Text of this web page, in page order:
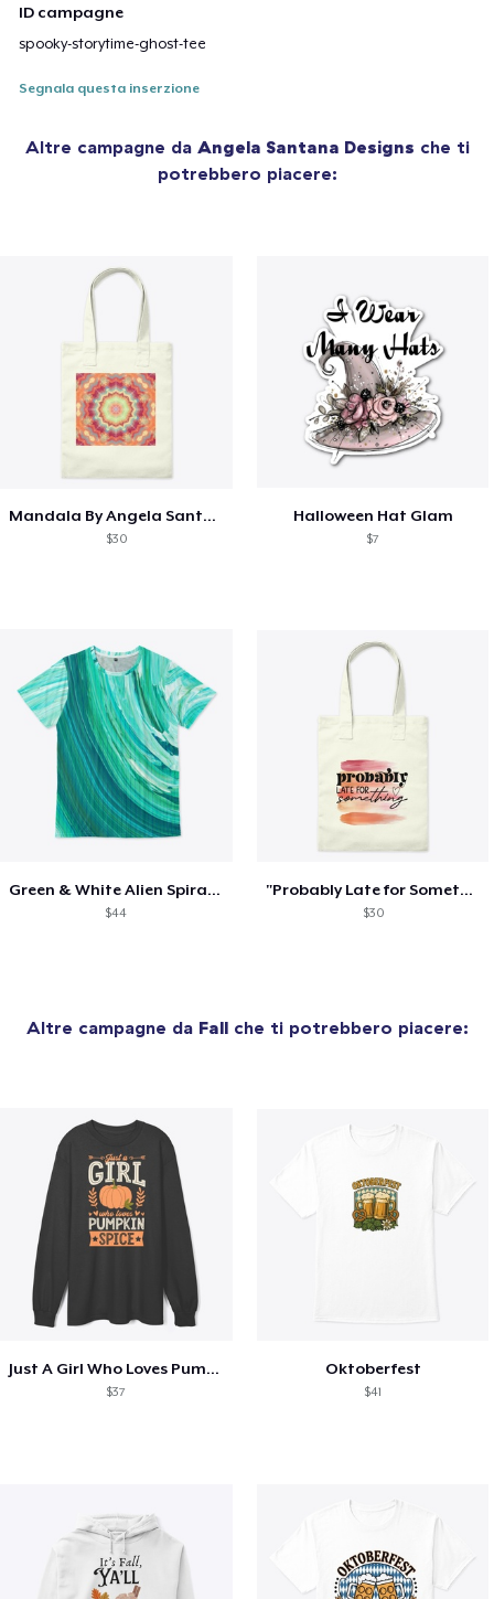
ID campagne
spooky-storytime-ghost-tee
Segnala questa inserzione
Altre campagne da Angela Santana Designs che ti
potrebbero piacere:
Mandala By Angela Santana Designs
$30
Halloween Hat Glam
$7
Green & White Alien Spiral Merch
$44
"Probably Late for Something" Merch
$30
Altre campagne da Fallche ti potrebbero piacere:
Just A Girl Who Loves Pumpkin Spice
$37
Oktoberfest
$41